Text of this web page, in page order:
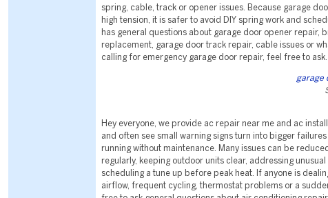
spring, cable, track or opener issues. Because garage
high tension, it is safer to avoid DIY spring work and
has general questions about garage door opener repair,
replacement, garage door track repair, cable issues or
calling for emergency garage door repair, feel free to ask.
garage
Hey everyone, we provide ac repair near me and ac
and often see small warning signs turn into bigger failures
running without maintenance. Many issues can be
regularly, keeping outdoor units clear, addressing unusual
scheduling a tune up before peak heat. If anyone is
airflow, frequent cycling, thermostat problems or a